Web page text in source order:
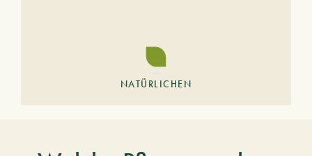
NATÜRLICHEN